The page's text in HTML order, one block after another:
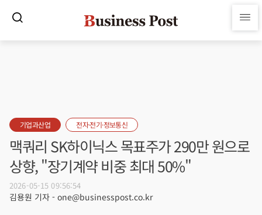
기업과산업 전자·전기·정보통신
맥쿼리 SK하이닉스 목표주가 290만 원으로
상향, "장기계약 비중 최대 50%"
2026-05-15 09:56:54
김용원 기자 - one@businesspost.co.kr